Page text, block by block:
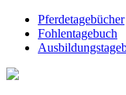
Pferdetagebücher
Fohlentagebuch